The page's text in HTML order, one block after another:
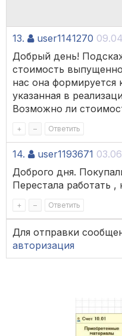
13. user1141270
Добрый день!
стоимость
нас она формируется
указанная в
Возможно ли
+ – Ответить
14. user1193671
Доброго дня.
Перестала работать
+ – Ответить
Для отправки
авторизация